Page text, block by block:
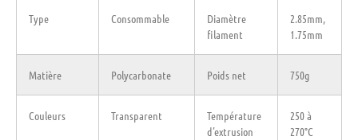
Type Consommable
Diamètre
filament
2.85mm,
1.75mm
Matière Polycarbonate Poids net 750g
Couleurs Transparent
Température
d’extrusion
250 à
270°C